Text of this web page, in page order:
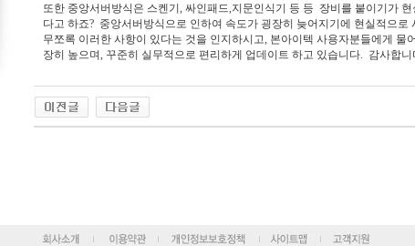
또한 중앙서버방식은 스켄기, 싸인패드,지문인식기 등 등 장비를 붙이기가
다고 하죠? 중앙서버방식으로 인하여 속도가 굉장히 늦어지기에 현실적으
무쪼록 이러한 사항이 있다는 것을 인지하시고, 본아이텍 사용자분들에게 물
장히 높으며, 꾸준히 실무적으로 편리하게 업데이트 하고 있습니다. 감사합